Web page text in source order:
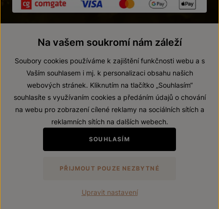
© 2026 ZNOVÍN ZNOJMO, a. s.
Prohlášení o přístupnosti
Zákaz prodeje alkoholických nápojů osobám mladším 18 let.
VytvořilwebProgress
Na vašem soukromí nám záleží
Soubory cookies používáme k zajištění funkčnosti webu a s
Vaším souhlasem i mj. k personalizaci obsahu našich
webových stránek. Kliknutím na tlačítko „Souhlasím“
souhlasíte s využívaním cookies a předáním údajů o chování
na webu pro zobrazení cílené reklamy na sociálních sítích a
reklamních sítích na dalších webech.
SOUHLASÍM
PŘIJMOUT POUZE NEZBYTNÉ
Upravit nastavení